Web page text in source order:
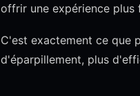
offrir une expérience plus
C'est exactement ce que
d'éparpillement, plus